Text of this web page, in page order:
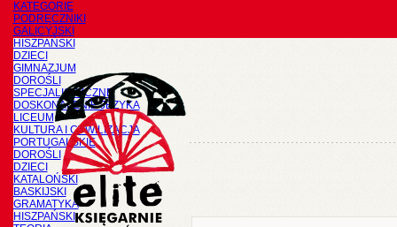
KATEGORIE
PODRĘCZNIKI
GALICYJSKI
HISZPAŃSKI
DZIECI
GIMNAZJUM
DOROŚLI
SPECJALISTYCZNE
DOSKONALENIE JĘZYKA
LICEUM
KULTURA I CYWILIZACJA
PORTUGALSKIE
DOROŚLI
DZIECI
KATALOŃSKI
BASKIJSKI
GRAMATYKA
HISZPAŃSKI